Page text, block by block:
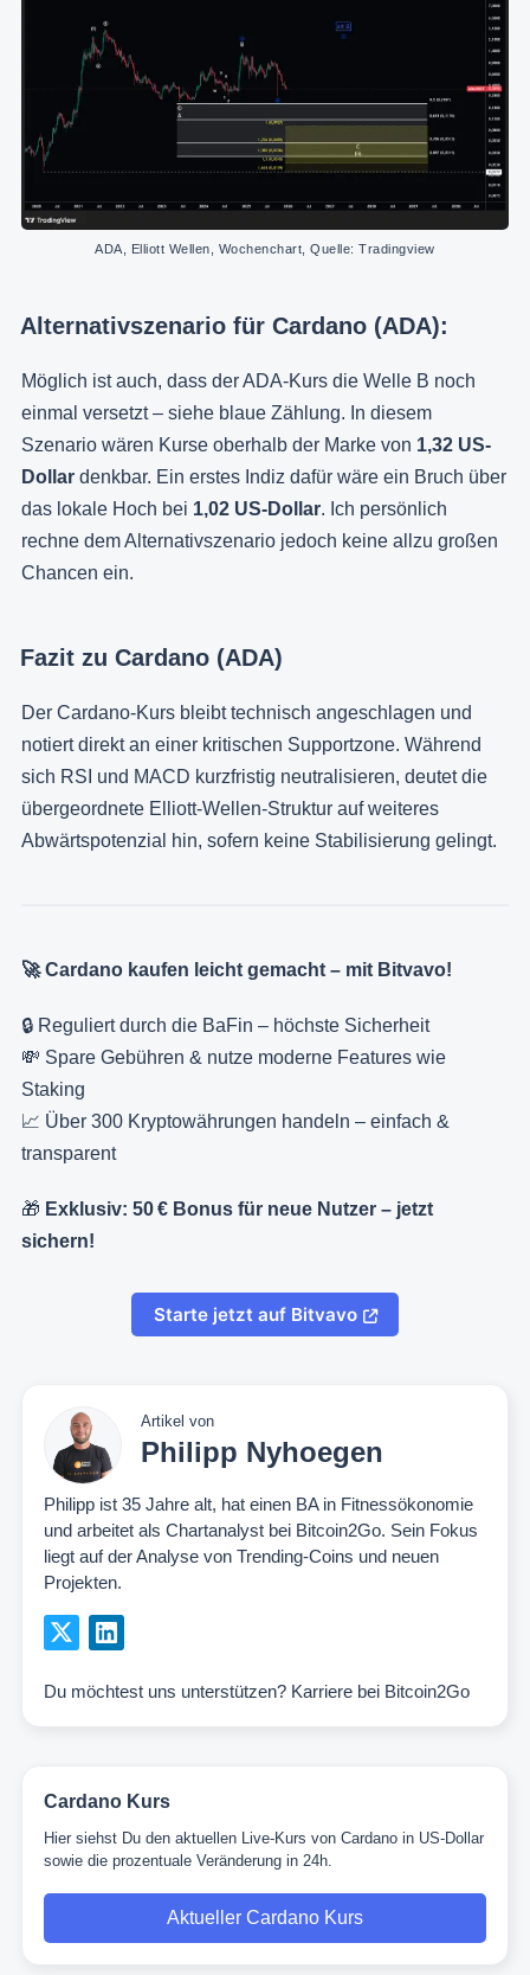
ADA, Elliott Wellen, Wochenchart, Quelle: Tradingview
Alternativszenario für Cardano (ADA):
Möglich ist auch, dass der ADA-Kurs die Welle B noch
einmal versetzt – siehe blaue Zählung. In diesem
Szenario wären Kurse oberhalb der Marke von 1,32 US-
Dollar denkbar. Ein erstes Indiz dafür wäre ein Bruch über
das lokale Hoch bei 1,02 US-Dollar. Ich persönlich
rechne dem Alternativszenario jedoch keine allzu großen
Chancen ein.
Fazit zu Cardano (ADA)
Der Cardano-Kurs bleibt technisch angeschlagen und
notiert direkt an einer kritischen Supportzone. Während
sich RSI und MACD kurzfristig neutralisieren, deutet die
übergeordnete Elliott-Wellen-Struktur auf weiteres
Abwärtspotenzial hin, sofern keine Stabilisierung gelingt.
🚀 Cardano kaufen leicht gemacht – mit Bitvavo!
🔒 Reguliert durch die BaFin – höchste Sicherheit
💸 Spare Gebühren & nutze moderne Features wie
Staking
📈 Über 300 Kryptowährungen handeln – einfach &
transparent
🎁 Exklusiv: 50 € Bonus für neue Nutzer – jetzt
sichern!
Starte jetzt auf Bitvavo
Artikel von
Philipp Nyhoegen
Philipp ist 35 Jahre alt, hat einen BA in Fitnessökonomie
und arbeitet als Chartanalyst bei Bitcoin2Go. Sein Fokus
liegt auf der Analyse von Trending-Coins und neuen
Projekten.
Du möchtest uns unterstützen? Karriere bei Bitcoin2Go
Cardano Kurs
Hier siehst Du den aktuellen Live-Kurs von Cardano in US-Dollar
sowie die prozentuale Veränderung in 24h.
Aktueller Cardano Kurs